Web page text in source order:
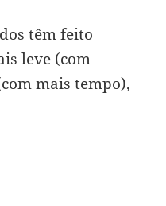
têm feito
leve (com
mais tempo),